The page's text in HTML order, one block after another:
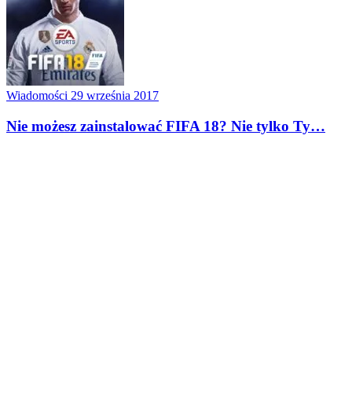
Wiadomości 29 września 2017
Nie możesz zainstalować FIFA 18? Nie tylko Ty…